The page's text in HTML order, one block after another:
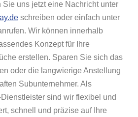
uns jetzt eine Nachricht unter
schreiben oder einfach unter
Wir können innerhalb
Konzept für Ihre
erstellen. Sparen Sie sich das
oder die langwierige Anstellung
Subunternehmer. Als
sind wir flexibel und
schnell und präzise auf Ihre